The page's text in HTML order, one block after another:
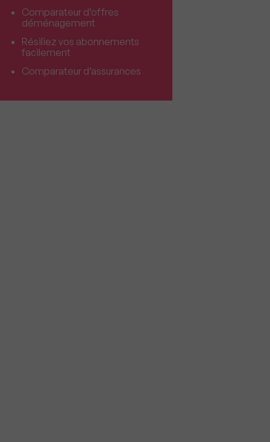
Comparateur d’offres
déménagement
Résiliez vos abonnements
facilement
Comparateur d’assurances